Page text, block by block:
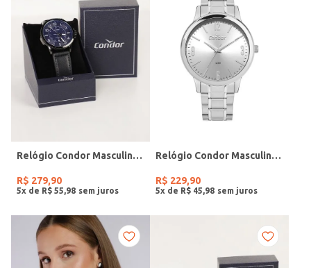
Relógio Condor Masculino PRETO
R$ 279,90
5x de R$ 55 98
Relógio Condor Masculino PRATA
R$ 229,90
5x de R$ 45 98